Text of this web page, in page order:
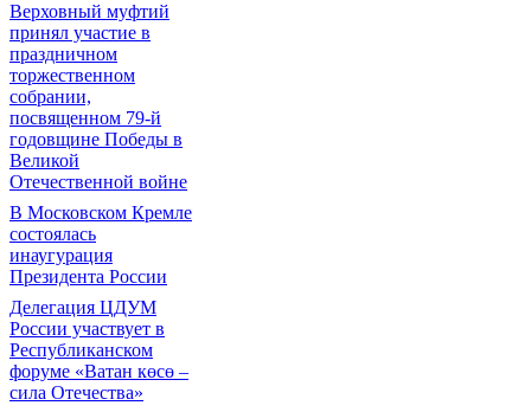
Верховный муфтий
принял участие в
праздничном
торжественном
собрании,
посвященном 79-й
годовщине Победы в
Великой
Отечественной войне
В Московском Кремле
состоялась
инаугурация
Президента России
Делегация ЦДУМ
России участвует в
Республиканском
форуме «Ватан көсө –
сила Отечества»